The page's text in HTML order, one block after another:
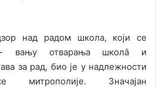
над радом школа, који се
вању отварања школâ и
за рад, био је у надлежности
митрополије. Значајан